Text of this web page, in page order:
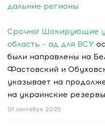
дальние регионы
Срочно! Шокирующие
область – ад для ВСУ
были направлены на
Фастовский и
указывает на
на украинские
01 сентября 2025